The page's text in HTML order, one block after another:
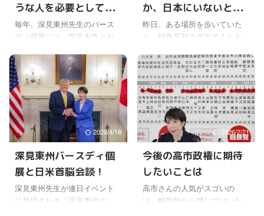
うな人を必要としてい
る” なんだよね
毎年、深見東州先生のバース
ディ個展には、深見先生とお
人、なんらかの関係ある人た
ちがたくさん訪れる。 その人
たちは、別に深見先生に来て
ほしいと頼まれて無理して来
たわけでもなく、案内文を見
て、ふだん、お世話になって
いる深見先生の誕生日だか
ら、ぜひお祝いしたいと思っ
て来るようだ。あと、深見先
生の絵画を見たい、話を聞き
たいから行ってみようと、思
う人もいる。 能楽や音楽、美
か、日本にいないと思
うけど
昨日、ある場所を歩いていた
ら、戦争反対のデモの人たち
ている人もいた。 夜は、まだ
少し冷えるのにご苦労さんだ
なと思いながら、でも、なん
か違うよなという気持ちにな
ってしまった。 日本人に、あ
なたは戦争に反対か、それと
も戦争に賛成かと聞けば、ほ
ぼ100%戦争には反対と思うに
決まっているよね。 日本政府
が、明らかに戦争しかけそう
になっているとか、そんな兆
候は微塵もないし、それを望
2026/4/18
深見東州バースディ個
展と日米首脳会談！
深見東州先生が連日イベント
に登場される「深見東州の、
2026/2/21
今後の高市政権に期待
したいことは
高市さんの人気がスゴいの
は、解散前から感じてはいた